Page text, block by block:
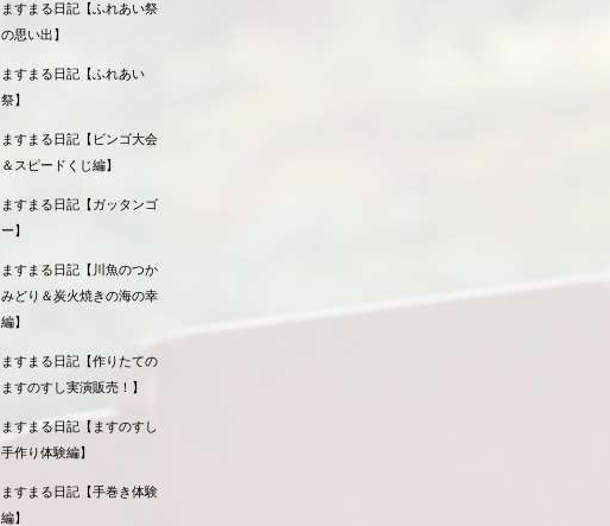
ますまる日記【ふれあい祭
の思い出】
ますまる日記【ふれあい
祭】
ますまる日記【ビンゴ大会
＆スピードくじ編】
ますまる日記【ガッタンゴ
ー】
ますまる日記【川魚のつか
みどり＆炭火焼きの海の幸
編】
ますまる日記【作りたての
ますのすし実演販売！】
ますまる日記【ますのすし
手作り体験編】
ますまる日記【手巻き体験
編】